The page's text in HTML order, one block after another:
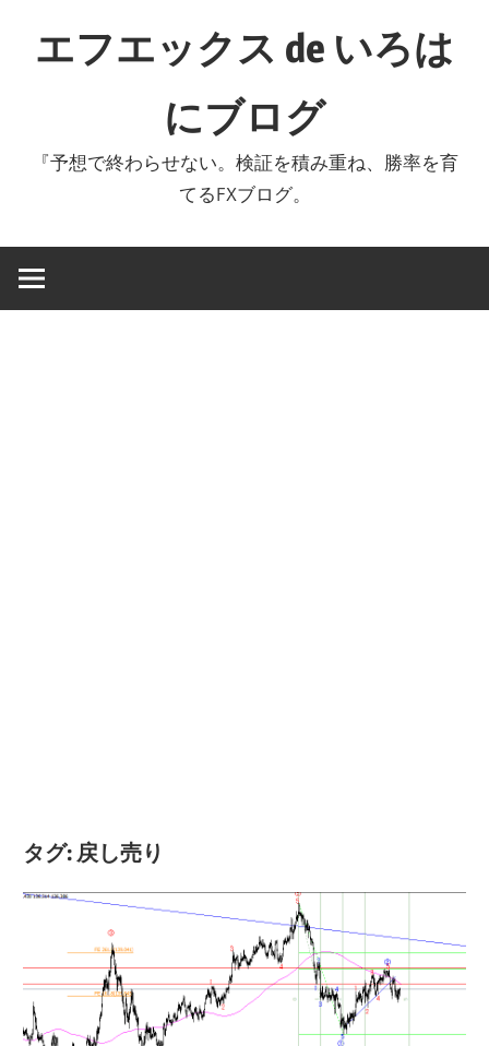
エフエックス de いろは
にブログ
『予想で終わらせない。検証を積み重ね、勝率を育
てるFXブログ。
タグ: 戻し売り